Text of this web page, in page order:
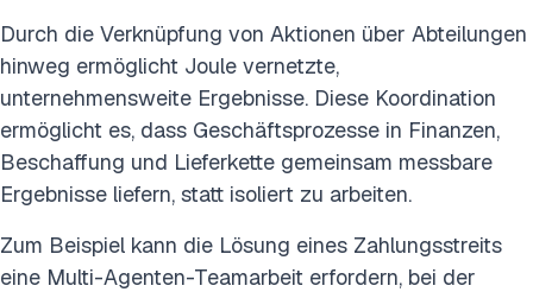
Durch die Verknüpfung von Aktionen über Abteilungen
hinweg ermöglicht Joule vernetzte,
unternehmensweite Ergebnisse. Diese Koordination
ermöglicht es, dass Geschäftsprozesse in Finanzen,
Beschaffung und Lieferkette gemeinsam messbare
Ergebnisse liefern, statt isoliert zu arbeiten.
Zum Beispiel kann die Lösung eines Zahlungsstreits
eine Multi-Agenten-Teamarbeit erfordern, bei der